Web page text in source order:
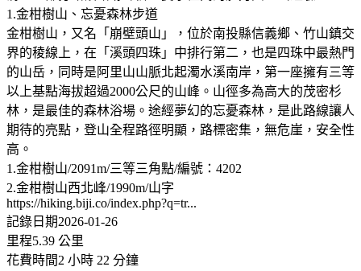
1.金柑樹山、忘憂森林步道
金柑樹山，又名「崩壁頭山」，位於南投縣信義鄉、竹山鎮交
界的稜線上，在「溪頭四珠」中排行第二，也是四珠中最熱門
的山岳，同時是阿里山山脈北起濁水溪南岸，第一座擁有三等
以上基點海拔超過2000公尺的山峰。山徑多為高大的茂密杉
林，是最佳的森林浴場。途經夢幻的忘憂森林，是此路線讓人
期待的亮點，登山全程路徑明顯，路標密集，無危崖，安全性
高。
1.金柑樹山/2091m/三等三角點/編號：4202
2.金柑樹山西北峰/1990m/山字
https://hiking.biji.co/index.php?q=tr...
記錄日期2026-01-26
里程5.39 公里
花費時間2 小時 22 分鐘